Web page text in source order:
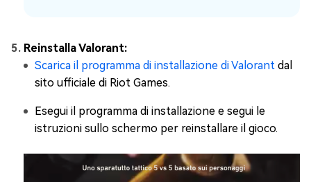
Reinstalla Valorant:
Scarica il programma di installazione di Valorant dal
sito ufficiale di Riot Games.
Esegui il programma di installazione e segui le
istruzioni sullo schermo per reinstallare il gioco.